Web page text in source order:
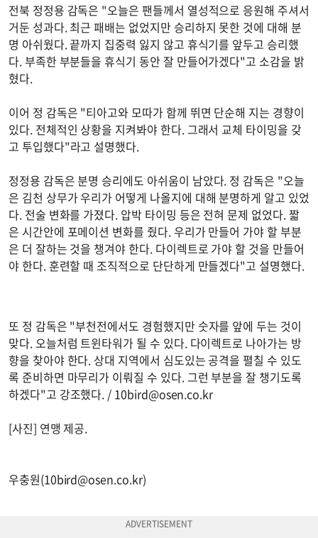
전북 정정용 감독은 "오늘은 팬들께서 열성적으로 응원해 주셔서
거둔 성과다. 최근 패배는 없었지만 승리하지 못한 것에 대해 분
명 아쉬웠다. 끝까지 집중력 잃지 않고 휴식기를 앞두고 승리했
다. 부족한 부분들을 휴식기 동안 잘 만들어가겠다"고 소감을 밝
혔다.
이어 정 감독은 "티아고와 모따가 함께 뛰면 단순해 지는 경향이
있다. 전체적인 상황을 지켜봐야 한다. 그래서 교체 타이밍을 갖
고 투입했다"라고 설명했다.
정정용 감독은 분명 승리에도 아쉬움이 남았다. 정 감독은 "오늘
은 김천 상무가 우리가 어떻게 나올지에 대해 분명하게 알고 있었
다. 전술 변화를 가졌다. 압박 타이밍 등은 전혀 문제 없었다. 짧
은 시간안에 포메이션 변화를 줬다. 우리가 만들어 가야 할 부분
은 더 잘하는 것을 챙겨야 한다. 다이렉트로 가야 할 것을 만들어
야 한다. 훈련할 때 조직적으로 단단하게 만들겠다"고 설명했다.
또 정 감독은 "부천전에서도 경험했지만 숫자를 앞에 두는 것이
맞다. 오늘처럼 트윈타워가 될 수 있다. 다이렉트로 나아가는 방
향을 찾아야 한다. 상대 지역에서 심도있는 공격을 펼칠 수 있도
록 준비하면 마무리가 이뤄질 수 있다. 그런 부분을 잘 챙기도록
하겠다"고 강조했다. / 10bird@osen.co.kr
[사진] 연맹 제공.
우충원(10bird@osen.co.kr)